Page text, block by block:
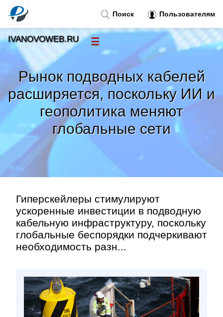
Рынок подводных кабелей
расширяется, поскольку ИИ и
геополитика меняют
глобальные сети
Гиперскейлеры стимулируют
ускоренные инвестиции в подводную
кабельную инфраструктуру, поскольку
глобальные беспорядки подчеркивают
необходимость разн...
Поиск Пользователям
IVANOVOWEB.RU ☰
Тренды новостей»
Рубрики»
Правила »